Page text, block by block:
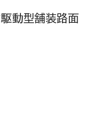
動型舗装路面